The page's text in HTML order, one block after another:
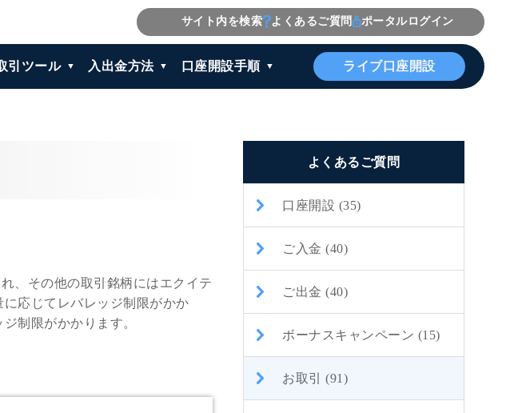
サイト内を検索 よくあるご質問 ポータルログイン
引ツール 入出金方法 口座開設手順 ライブ口座開設
、その他の取引銘柄にはエクイテ
応じてレバレッジ制限がかか
制限がかかります。
よくあるご質問
口座開設 (35)
ご入金 (40)
ご出金 (40)
ボーナスキャンペーン (15)
お取引 (91)